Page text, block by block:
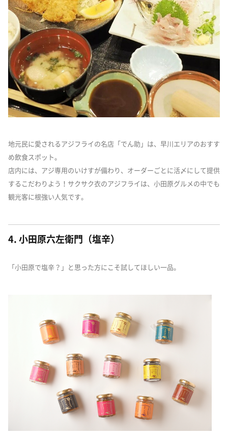
地元民に愛されるアジフライの名店「でん助」は、早川エリアのおすす
め飲食スポット。
店内には、アジ専用のいけすが備わり、オーダーごとに活〆にして提供
するこだわりよう！サクサク衣のアジフライは、小田原グルメの中でも
観光客に根強い人気です。
4. 小田原六左衛門（塩辛）
「小田原で塩辛？」と思った方にこそ試してほしい一品。